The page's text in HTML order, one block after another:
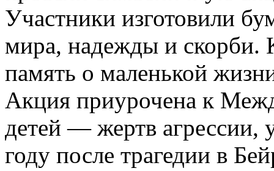
Участники изготовили
мира, надежды и
память о маленькой
Акция приурочена к
детей — жертв
году после трагедии в